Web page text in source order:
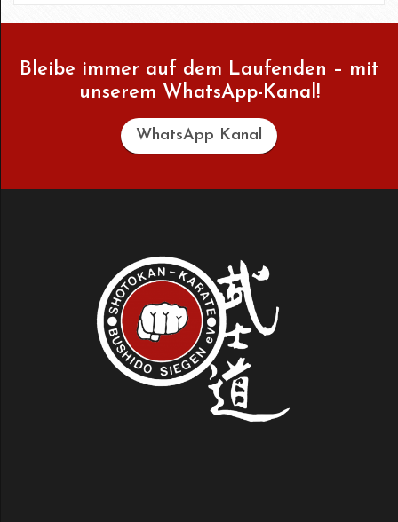
Bleibe immer auf dem Laufenden – mit
unserem WhatsApp-Kanal!
WhatsApp Kanal